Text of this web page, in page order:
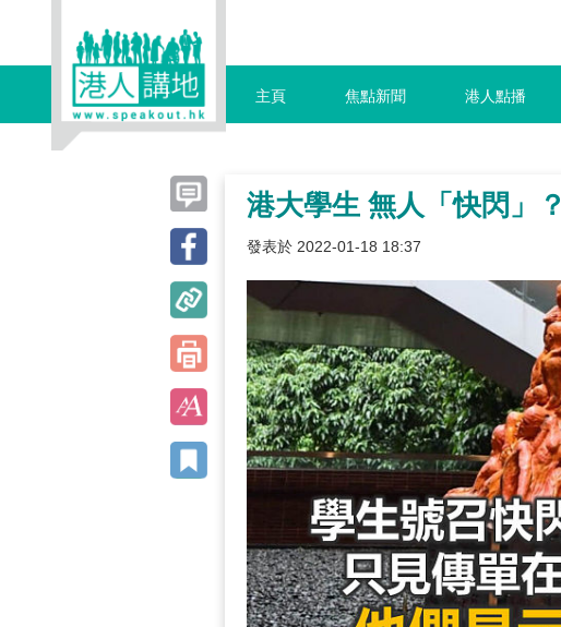
主頁 焦點新聞 港人點播
港大學生 無人「快閃」？
發表於 2022-01-18 18:37